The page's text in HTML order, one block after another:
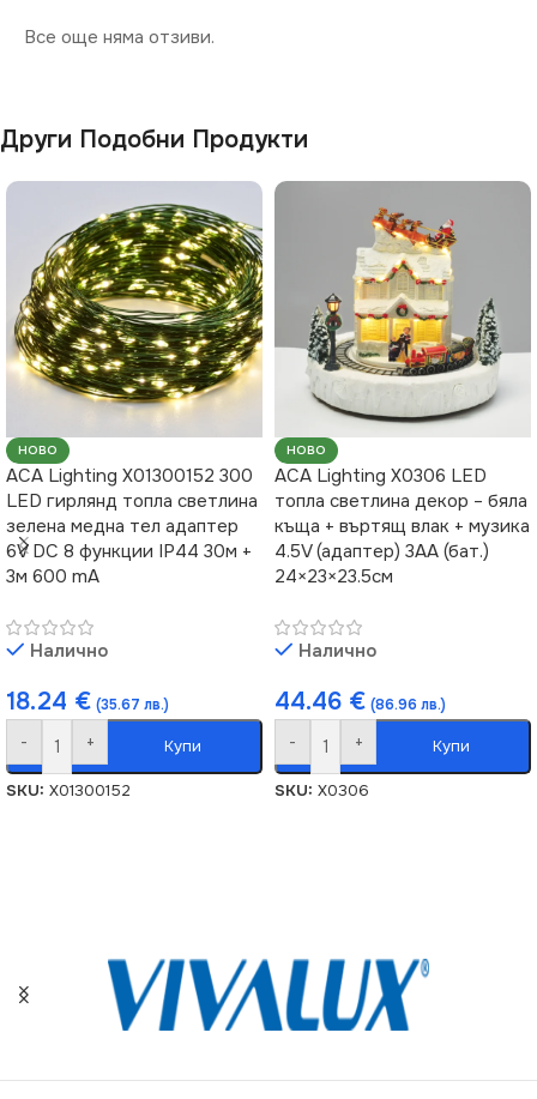
Все още няма отзиви.
Други Подобни Продукти
НОВО
ACA Lighting X01300152 300
LED гирлянд топла светлина
зелена медна тел адаптер
6V DC 8 функции IP44 30м +
3м 600 mA
Налично
18.24 € (35.67 лв.)
- + Купи
SKU: X01300152
НОВО
ACA Lighting X0306 LED
топла светлина декор – бяла
къща + въртящ влак + музика
4.5V (адаптер) 3AA (бат.)
24×23×23.5см
Налично
44.46 € (86.96 лв.)
- + Купи
SKU: X0306